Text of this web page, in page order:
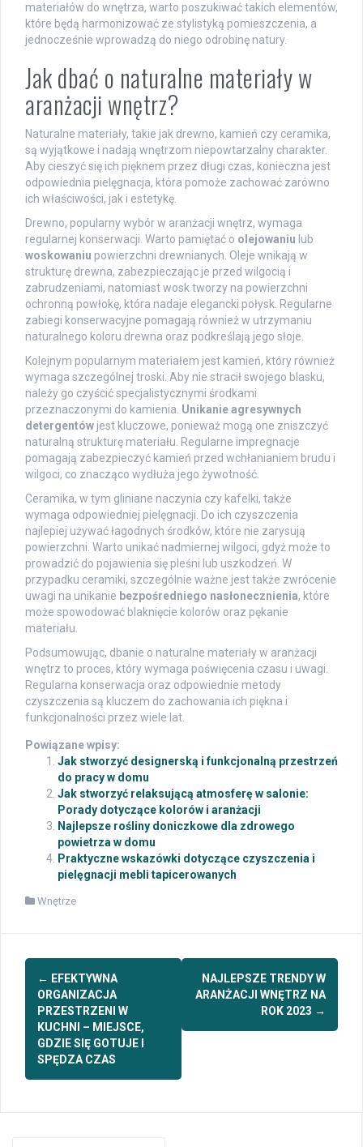
materiałów do wnętrza, warto poszukiwać takich elementów,
które będą harmonizować ze stylistyką pomieszczenia, a
jednocześnie wprowadzą do niego odrobinę natury.
Jak dbać o naturalne materiały w
aranżacji wnętrz?
Naturalne materiały, takie jak drewno, kamień czy ceramika,
są wyjątkowe i nadają wnętrzom niepowtarzalny charakter.
Aby cieszyć się ich pięknem przez długi czas, konieczna jest
odpowiednia pielęgnacja, która pomoże zachować zarówno
ich właściwości, jak i estetykę.
Drewno, popularny wybór w aranżacji wnętrz, wymaga
regularnej konserwacji. Warto pamiętać o olejowaniu lub
woskowaniu powierzchni drewnianych. Oleje wnikają w
strukturę drewna, zabezpieczając je przed wilgocią i
zabrudzeniami, natomiast wosk tworzy na powierzchni
ochronną powłokę, która nadaje elegancki połysk. Regularne
zabiegi konserwacyjne pomagają również w utrzymaniu
naturalnego koloru drewna oraz podkreślają jego słoje.
Kolejnym popularnym materiałem jest kamień, który również
wymaga szczególnej troski. Aby nie stracił swojego blasku,
należy go czyścić specjalistycznymi środkami
przeznaczonymi do kamienia. Unikanie agresywnych
detergentów jest kluczowe, ponieważ mogą one zniszczyć
naturalną strukturę materiału. Regularne impregnacje
pomagają zabezpieczyć kamień przed wchłanianiem brudu i
wilgoci, co znacząco wydłuża jego żywotność.
Ceramika, w tym gliniane naczynia czy kafelki, także
wymaga odpowiedniej pielęgnacji. Do ich czyszczenia
najlepiej używać łagodnych środków, które nie zarysują
powierzchni. Warto unikać nadmiernej wilgoci, gdyż może to
prowadzić do pojawienia się pleśni lub uszkodzeń. W
przypadku ceramiki, szczególnie ważne jest także zwrócenie
uwagi na unikanie bezpośredniego nasłonecznienia, które
może spowodować blaknięcie kolorów oraz pękanie
materiału.
Podsumowując, dbanie o naturalne materiały w aranżacji
wnętrz to proces, który wymaga poświęcenia czasu i uwagi.
Regularna konserwacja oraz odpowiednie metody
czyszczenia są kluczem do zachowania ich piękna i
funkcjonalności przez wiele lat.
Powiązane wpisy:
Jak stworzyć designerską i funkcjonalną przestrzeń
do pracy w domu
Jak stworzyć relaksującą atmosferę w salonie:
Porady dotyczące kolorów i aranżacji
Najlepsze rośliny doniczkowe dla zdrowego
powietrza w domu
Praktyczne wskazówki dotyczące czyszczenia i
pielęgnacji mebli tapicerowanych
Wnętrze
Post
navigation
← EFEKTYWNA
ORGANIZACJA
PRZESTRZENI W
KUCHNI – MIEJSCE,
GDZIE SIĘ GOTUJE I
SPĘDZA CZAS
NAJLEPSZE TRENDY W
ARANŻACJI WNĘTRZ NA
ROK 2023 →